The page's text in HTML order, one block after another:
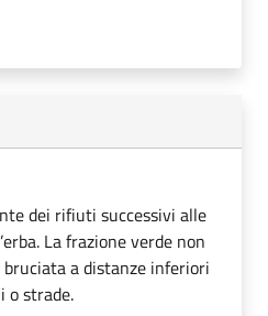
dei rifiuti successivi alle
La frazione verde non
bruciata a distanze inferiori
o strade.